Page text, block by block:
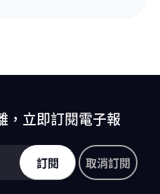
，立即訂閱電子報
訂閱 取消訂閱